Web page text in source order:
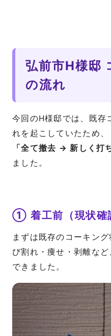
弘前市H様邸
の流れ
今回のH様邸では、既存
れを起こしていたため、
「全て撤去 → 新しく打
ました。
① 着工前（現状確
まずは既存のコーキン
び割れ・痩せ・剥離な
できました。